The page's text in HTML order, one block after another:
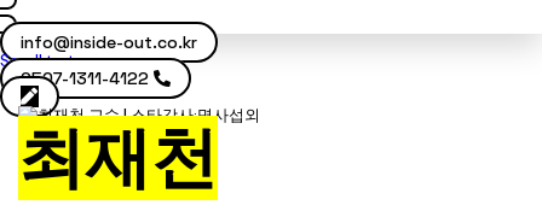
info@inside-out.co.kr
Scroll to top
0507-1311-4122
최재천